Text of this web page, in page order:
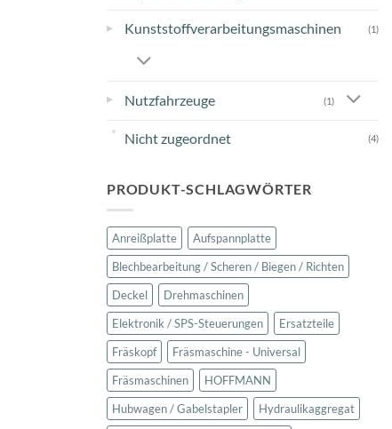
▸ Kunststoffverarbeitungsmaschinen (1)
▸ Nutzfahrzeuge (1)
Nicht zugeordnet (4)
PRODUKT-SCHLAGWÖRTER
Anreißplatte
Aufspannplatte
Blechbearbeitung / Scheren / Biegen / Richten
Deckel
Drehmaschinen
Elektronik / SPS-Steuerungen
Ersatzteile
Fräskopf
Fräsmaschine - Universal
Fräsmaschinen
HOFFMANN
Hubwagen / Gabelstapler
Hydraulikaggregat